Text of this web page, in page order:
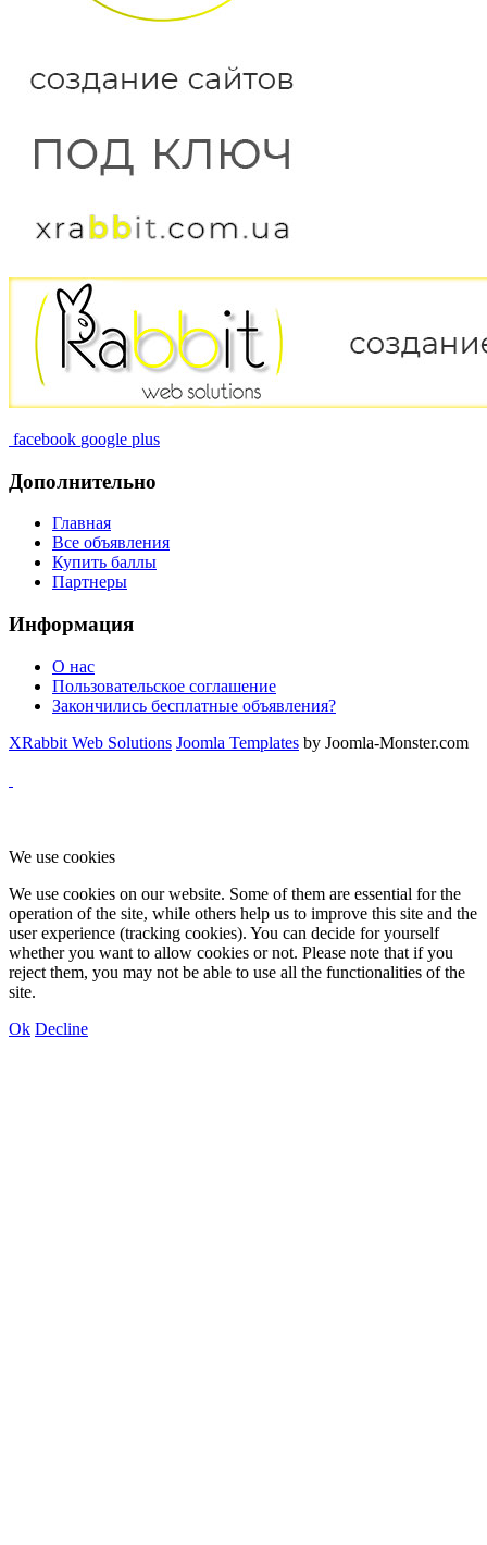
facebook google plus
Дополнительно
Главная
Все объявления
Купить баллы
Партнеры
Информация
О нас
Пользовательское соглашение
Закончились бесплатные объявления?
XRabbit Web Solutions Joomla Templates by Joomla-Monster.com
We use cookies
We use cookies on our website. Some of them are essential for the
operation of the site, while others help us to improve this site and the
user experience (tracking cookies). You can decide for yourself
whether you want to allow cookies or not. Please note that if you
reject them, you may not be able to use all the functionalities of the
site.
Ok Decline